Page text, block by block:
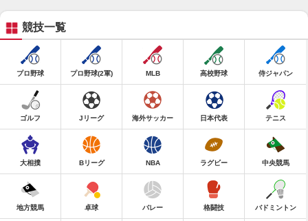
競技一覧
プロ野球 プロ野球(2軍) MLB 高校野球 侍ジャパン
ゴルフ Jリーグ 海外サッカー 日本代表 テニス
大相撲 Bリーグ NBA ラグビー 中央競馬
地方競馬 卓球 バレー 格闘技 バドミントン